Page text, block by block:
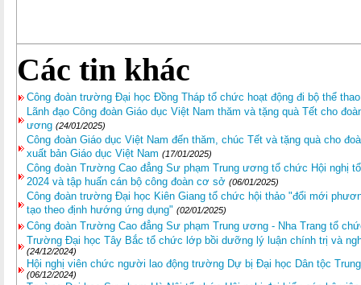
Các tin khác
Công đoàn trường Đại học Đồng Tháp tổ chức hoạt động đi bộ thể thao
Lãnh đạo Công đoàn Giáo dục Việt Nam thăm và tặng quà Tết cho
ương (24/01/2025)
Công đoàn Giáo dục Việt Nam đến thăm, chúc Tết và tặng quà cho
xuất bản Giáo dục Việt Nam (17/01/2025)
Công đoàn Trường Cao đẳng Sư phạm Trung ương tổ chức Hội nghị
2024 và tập huấn cán bộ công đoàn cơ sở (06/01/2025)
Công đoàn trường Đại học Kiên Giang tổ chức hội thảo "đổi mới
tạo theo định hướng ứng dụng" (02/01/2025)
Công đoàn Trường Cao đẳng Sư phạm Trung ương - Nha Trang tổ
Trường Đại học Tây Bắc tổ chức lớp bồi dưỡng lý luận chính trị và
(24/12/2024)
Hội nghị viên chức người lao động trường Dự bị Đại học Dân tộc
(06/12/2024)